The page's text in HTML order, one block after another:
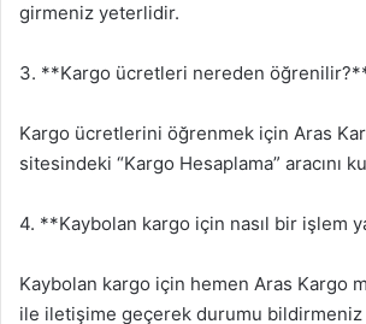
girmeniz yeterlidir.
3. **Kargo ücretleri nereden
Kargo ücretlerini öğrenmek için Aras
sitesindeki “Kargo Hesaplama” aracını
4. **Kaybolan kargo için nasıl bir işlem
Kaybolan kargo için hemen Aras Kargo
ile iletişime geçerek durumu